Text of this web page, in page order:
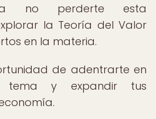
no perderte esta
la Teoría del Valor
en la materia.
de adentrarte en
tema y expandir tus